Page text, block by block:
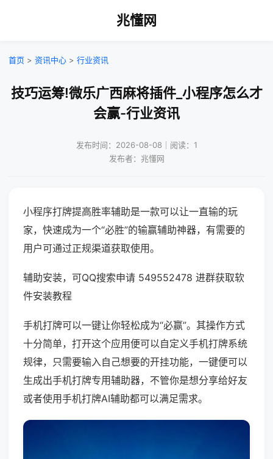
兆懂网
首页 > 资讯中心 > 行业资讯
技巧运筹!微乐广西麻将插件_小程序怎么才
会赢-行业资讯
发布时间：2026-08-08｜阅读：1
发布者：兆懂网
小程序打牌提高胜率辅助是一款可以让一直输的玩
家，快速成为一个“必胜”的输赢辅助神器，有需要的
用户可通过正规渠道获取使用。
辅助安装，可QQ搜索申请 549552478 进群获取软
件安装教程
手机打牌可以一键让你轻松成为“必赢”。其操作方式
十分简单，打开这个应用便可以自定义手机打牌系统
规律，只需要输入自己想要的开挂功能，一键便可以
生成出手机打牌专用辅助器，不管你是想分享给好友
或者使用手机打牌AI辅助都可以满足需求。